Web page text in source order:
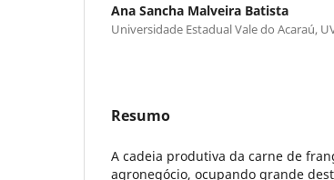
Ana Sancha Malveira Batista
Universidade Estadual Vale do Acaraú,
Resumo
A cadeia produtiva da carne de
agronegócio, ocupando grande